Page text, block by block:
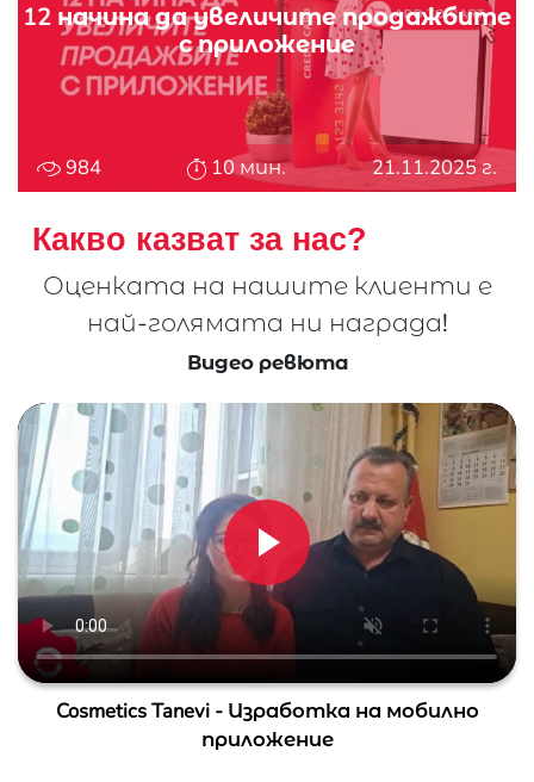
12 начина да увеличите продажбите
с приложение
984 10 мин. 21.11.2025 г.
Какво казват за нас?
Оценката на нашите клиенти е
най-голямата ни награда!
Видео ревюта
Cosmetics Tanevi - Изработка на мобилно
приложение